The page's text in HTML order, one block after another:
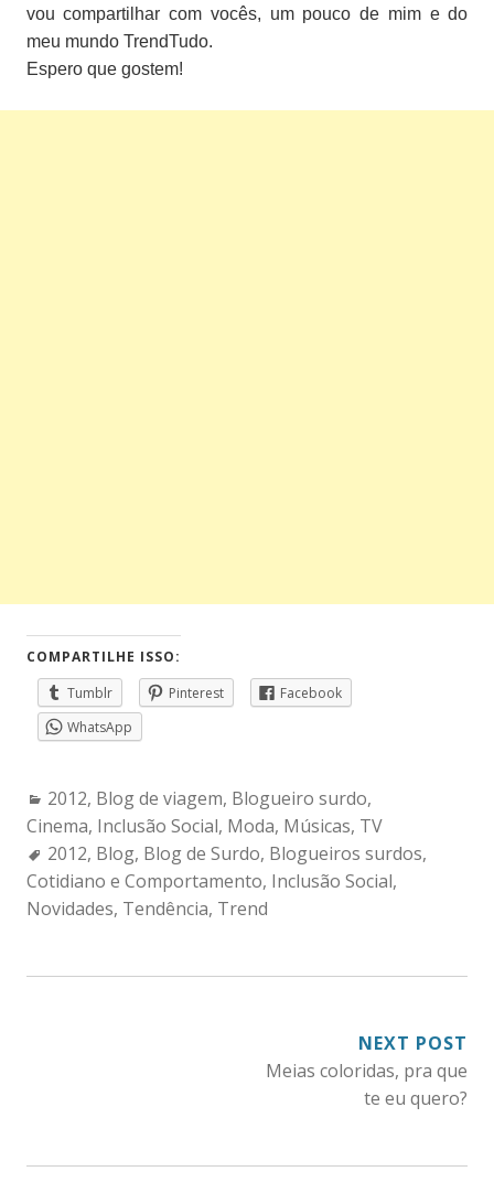
voucompartilhar com vocês, um pouco de mim e do
meu mundo TrendTudo.
Espero que gostem!
COMPARTILHE ISSO:
Tumblr
Pinterest
Facebook
WhatsApp
Categories:
2012, Blog de viagem, Blogueiro surdo,
Cinema, Inclusão Social, Moda, Músicas, TV
Tags:
2012, Blog, Blog de Surdo, Blogueiros surdos,
Cotidiano e Comportamento, Inclusão Social,
Novidades, Tendência, Trend
NEXT POST
Meias coloridas, pra que
te eu quero?